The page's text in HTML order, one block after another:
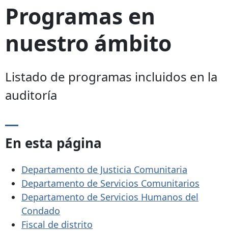
Programas en
nuestro ámbito
Listado de programas incluidos en la
auditoría
En esta página
Departamento de Justicia Comunitaria
Departamento de Servicios Comunitarios
Departamento de Servicios Humanos del
Condado
Fiscal de distrito